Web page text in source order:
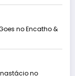
no Encatho &
no